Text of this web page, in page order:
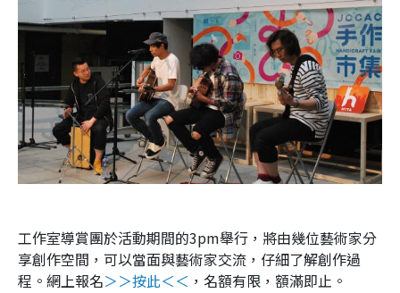
工作室導賞團於活動期間的3pm舉行，將由幾位藝術家分
享創作空間，可以當面與藝術家交流，仔細了解創作過
程。網上報名＞＞按此＜＜ ，名額有限，額滿即止。